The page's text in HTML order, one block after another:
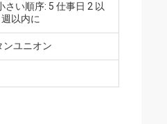
さい順序: 5 仕事日 2 以
以内に
ンユニオン